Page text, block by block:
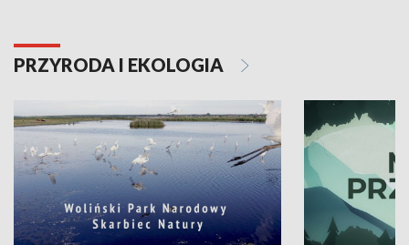
PRZYRODA I EKOLOGIA